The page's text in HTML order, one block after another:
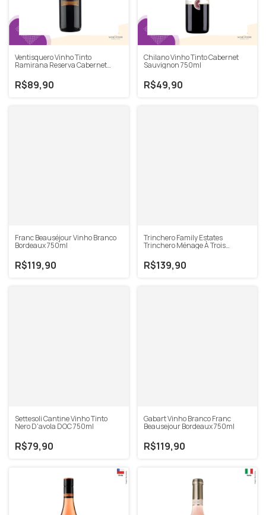
Ventisquero Vinho Tinto
Ramirana Reserva Cabernet
R$89,90
Chilano Vinho Tinto Cabernet
Sauvignon 750ml
R$49,90
Franc Beauséjour Vinho Branco
Bordeaux 750ml
R$119,90
Trinchero Family Estates
Trinchero Ménage À Trois
Grigio 750ml
R$139,90
Settesoli Cantine Vinho Tinto
Nero D'avola DOC 750ml
R$79,90
Gabart Vinho Branco Franc
Beausejour Bordeaux 750ml
R$119,90